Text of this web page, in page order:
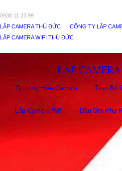
0938 11 23 99
LẮP CAMERA THỦ ĐỨC
CÔNG TY LẮP
LẮP CAMERA WIFI THỦ ĐỨC
LẮP
Thương Hiệu Camera Trọn Bộ
Lắp Camera Wifi Đầu Ghi Phụ